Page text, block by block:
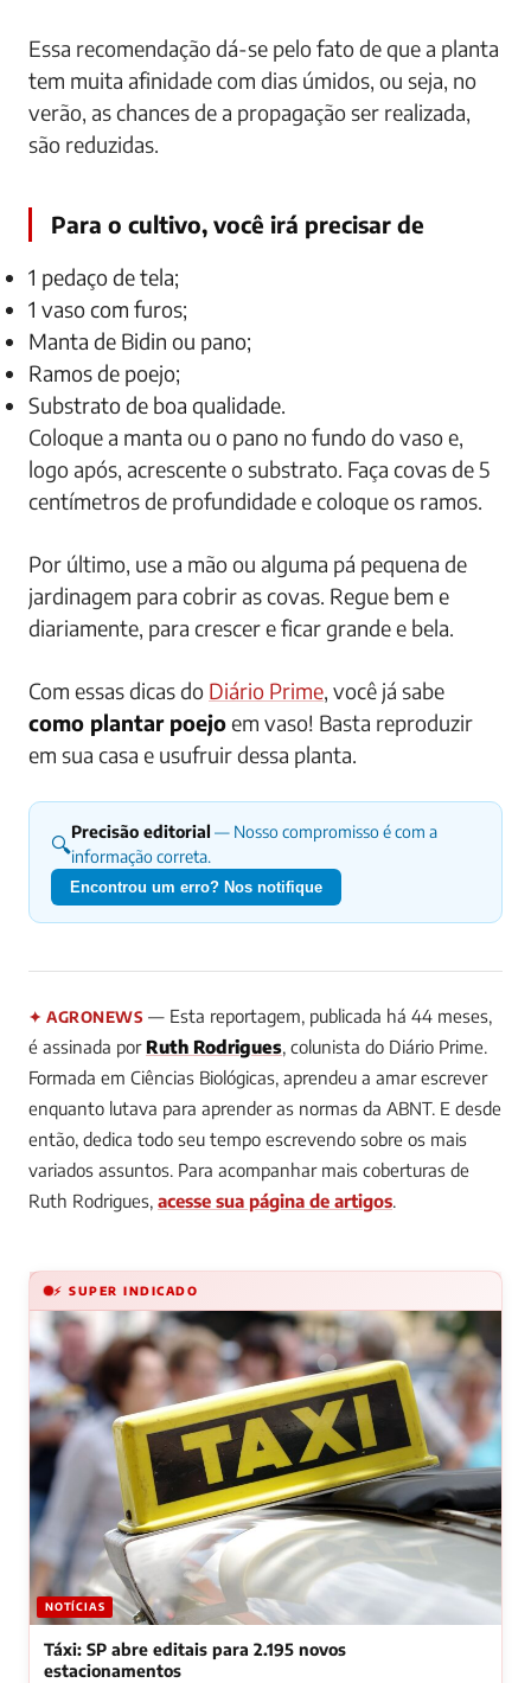
Essa recomendação dá-se pelo fato de que a planta
tem muita afinidade com dias úmidos, ou seja, no
verão, as chances de a propagação ser realizada,
são reduzidas.
Para o cultivo, você irá precisar de
1 pedaço de tela;
1 vaso com furos;
Manta de Bidin ou pano;
Ramos de poejo;
Substrato de boa qualidade.
Coloque a manta ou o pano no fundo do vaso e,
logo após, acrescente o substrato. Faça covas de 5
centímetros de profundidade e coloque os ramos.
Por último, use a mão ou alguma pá pequena de
jardinagem para cobrir as covas. Regue bem e
diariamente, para crescer e ficar grande e bela.
Com essas dicas do Diário Prime, você já sabe
como plantar poejoem vaso! Basta reproduzir
em sua casa e usufruir dessa planta.
🔍Precisão editorial — Nosso compromisso é com a
informação correta.
Encontrou um erro? Nos notifique
✦ AGRONEWS — Esta reportagem, publicada há 44 meses,
é assinada por Ruth Rodrigues, colunista do Diário Prime.
Formada em Ciências Biológicas, aprendeu a amar escrever
enquanto lutava para aprender as normas da ABNT. E desde
então, dedica todo seu tempo escrevendo sobre os mais
variados assuntos. Para acompanhar mais coberturas de
Ruth Rodrigues, acesse sua página de artigos.
⚡ SUPER INDICADO
NOTÍCIAS
Táxi: SP abre editais para 2.195 novos
estacionamentos